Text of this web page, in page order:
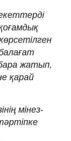
жатып,
қарай
мінез-